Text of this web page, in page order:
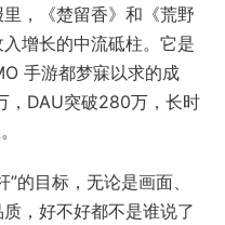
，《楚留香》和《荒野
增长的中流砥柱。它是
手游都梦寐以求的成
，DAU突破280万，长时
的目标，无论是画面、
，好不好都不是谁说了